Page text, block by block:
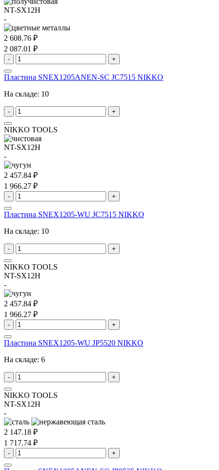
NT-SX12H
-
2 608.76 ₽
2 087.01 ₽
- +
Пластина SNEX1205ANEN-SC JC7515 NIKKO
На складе: 10
- +
NIKKO TOOLS
NT-SX12H
-
2 457.84 ₽
1 966.27 ₽
- +
Пластина SNEX1205-WU JC7515 NIKKO
На складе: 10
- +
NIKKO TOOLS
NT-SX12H
-
2 457.84 ₽
1 966.27 ₽
- +
Пластина SNEX1205-WU JP5520 NIKKO
На складе: 6
- +
NIKKO TOOLS
NT-SX12H
-
2 147.18 ₽
1 717.74 ₽
- +